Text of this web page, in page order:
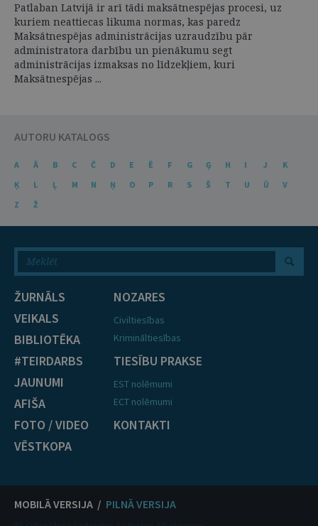
Patlaban Latvijā ir arī tādi maksātnespējas procesi, uz
kuriem neattiecas likuma normas, kas paredz
Maksātnespējas administrācijas uzraudzību pār
administratora darbību un pienākumu segt
administrācijas izmaksas no līdzekļiem, kuri
Maksātnespējas ...
AUTORU KATALOGS
A Ā B C Č D E Ē F G Ģ H I J
K
Ķ
L Ļ M N Ņ O P R S Š T U Ū
V
Z
Ž
ŽURNĀLS
VEIKALS
BIBLIOTĒKA
#TEIRDARBS
JAUNUMI
AFIŠA
FOTO / VIDEO
VĒSTKOPA
NOZARES
Civiltiesības
Krimināltiesības
TIESĪBU PRAKSE
EST nolēmumi
ECT nolēmumi
KONTAKTI
MOBILĀ VERSIJA / PILNĀ VERSIJA